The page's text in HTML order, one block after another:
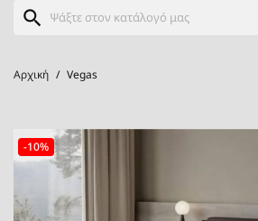
search
Αρχική Vegas
-10%